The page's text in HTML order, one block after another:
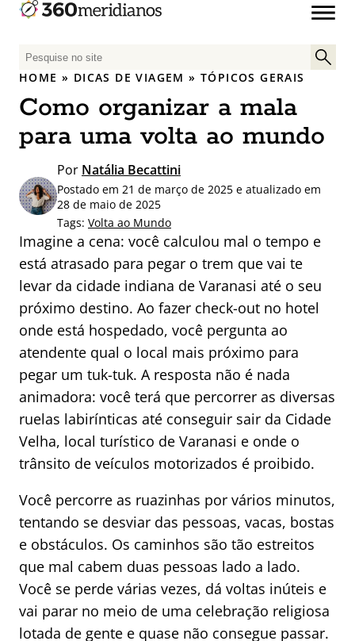
P
e
q
u
i
a
r
o
r
:
HOME » DICAS DE VIAGEM »TÓPICOS GERAIS
Como organizar a mala
para uma volta ao mundo
Por Natália Becattini
Postado em 21 de março de 2025 e atualizado em
28 de maio de 2025
Tags: Volta ao Mundo
Imagine a cena: você calculou mal o tempo e
está atrasado para pegar o trem que vai te
levar da cidade indiana de Varanasi até o seu
próximo destino. Ao fazer check-out no hotel
onde está hospedado, você pergunta ao
atendente qual o local mais próximo para
pegar um tuk-tuk. A resposta não é nada
animadora: você terá que percorrer as diversas
ruelas labirínticas até conseguir sair da Cidade
Velha, local turístico de Varanasi e onde o
trânsito de veículos motorizados é proibido.
Você percorre as ruazinhas por vários minutos,
tentando se desviar das pessoas, vacas, bostas
e obstáculos. Os caminhos são tão estreitos
que mal cabem duas pessoas lado a lado.
Você se perde várias vezes, dá voltas inúteis e
vai parar no meio de uma celebração religiosa
lotada de gente e quase não consegue passar.